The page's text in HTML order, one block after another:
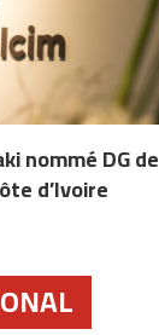
nommé DG de
d’Ivoire